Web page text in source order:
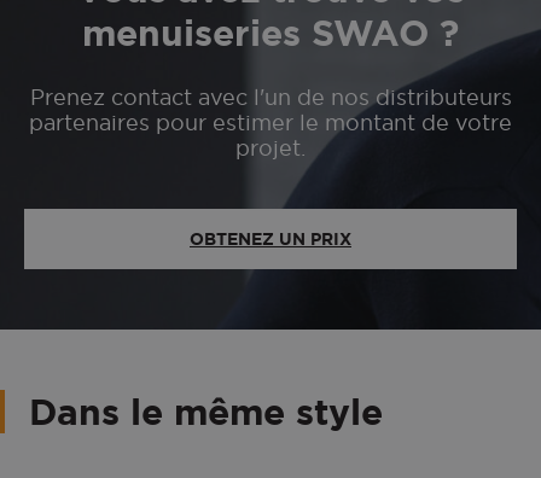
menuiseries SWAO ?
Prenez contact avec l'un de nos distributeurs
partenaires pour estimer le montant de votre
projet.
OBTENEZ UN PRIX
Dans le même style